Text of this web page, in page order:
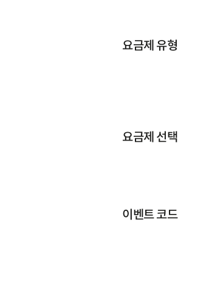
요금제 유형
요금제 선택
이벤트 코드